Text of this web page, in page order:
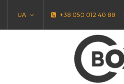
UA +38 050 012 40 88